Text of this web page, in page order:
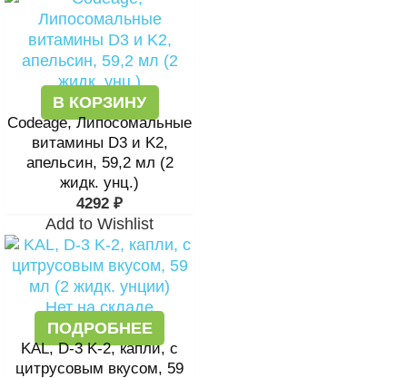
В КОРЗИНУ
Codeage, Липосомальные
витамины D3 и K2,
апельсин, 59,2 мл (2
жидк. унц.)
4292 ₽
Add to Wishlist
Нет на складе
ПОДРОБНЕЕ
KAL, D-3 K-2, капли, с
цитрусовым вкусом, 59